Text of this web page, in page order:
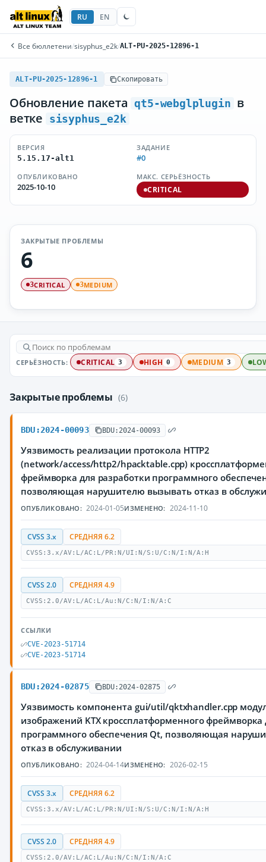
RU EN
Все бюллетени/sisyphus_e2k/ALT-PU-2025-12896-1
ALT-PU-2025-12896-1 Скопировать
Обновление пакета qt5-webglplugin в
ветке
sisyphus_e2k
ВЕРСИЯ
5.15.17-alt1
ЗАДАНИЕ
#0
ОПУБЛИКОВАНО
2025-10-10
МАКС. СЕРЬЁЗНОСТЬ
CRITICAL
ЗАКРЫТЫЕ ПРОБЛЕМЫ
6
3CRITICAL 3MEDIUM
СЕРЬЁЗНОСТЬ: CRITICAL 3 HIGH 0 MEDIUM 3
Закрытые проблемы (6)
BDU:2024-00093 BDU:2024-00093
Уязвимость реализации протокола HTTP2
(network/access/http2/hpacktable.cpp)
фреймворка для разработки программного
позволяющая нарушителю вызывать отказ в
ОПУБЛИКОВАНО: 2024-01-05ИЗМЕНЕНО: 2024-11-10
CVSS 3.x СРЕДНЯЯ 6.2
CVSS:3.x/AV:L/AC:L/PR:N/UI:N/S:U/C:N/I:N/A:H
CVSS 2.0 СРЕДНЯЯ 4.9
CVSS:2.0/AV:L/AC:L/Au:N/C:N/I:N/A:C
ССЫЛКИ
CVE-2023-51714
CVE-2023-51714
BDU:2024-02875 BDU:2024-02875
Уязвимость компонента gui/util/qktxhandler.cpp
изображений KTX кроссплатформенного фреймворка
программного обеспечения Qt, позволяющая
отказ в обслуживании
ОПУБЛИКОВАНО: 2024-04-14ИЗМЕНЕНО: 2026-02-15
CVSS 3.x СРЕДНЯЯ 6.2
CVSS:3.x/AV:L/AC:L/PR:N/UI:N/S:U/C:N/I:N/A:H
CVSS 2.0 СРЕДНЯЯ 4.9
CVSS:2.0/AV:L/AC:L/Au:N/C:N/I:N/A:C